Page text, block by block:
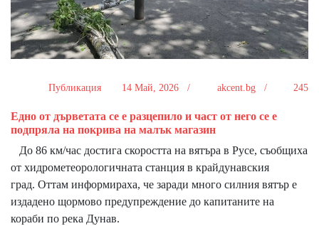
Публикация 14 Май, 2026 / akcent.bg / 245
Едно от дърветата се е разцепило и част от него се е
подпряла на покрива на малък магазин
До 86 км/час достига скоростта на вятъра в Русе, съобщиха
от хидрометеорологичната станция в крайдунавския
град. Оттам информираха, че заради много силния вятър е
издадено щормово предупреждение до капитаните на
кораби по река Дунав.